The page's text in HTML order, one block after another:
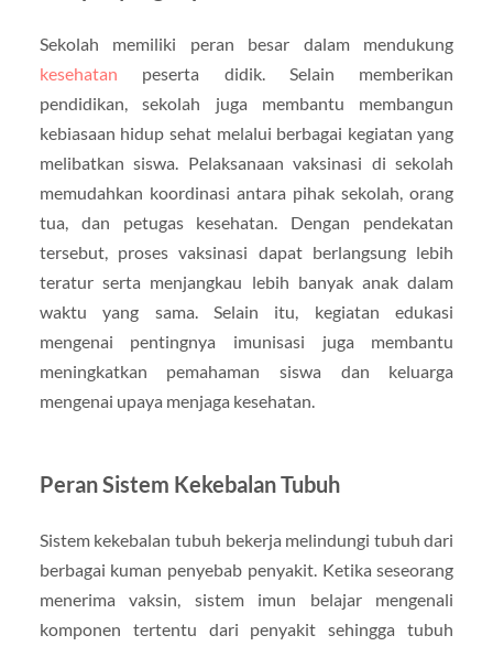
Sekolah memiliki peran besar dalam mendukung
kesehatan peserta didik. Selain memberikan
pendidikan, sekolah juga membantu membangun
kebiasaan hidup sehat melalui berbagai kegiatan yang
melibatkan siswa. Pelaksanaan vaksinasi di sekolah
memudahkan koordinasi antara pihak sekolah, orang
tua, dan petugas kesehatan. Dengan pendekatan
tersebut, proses vaksinasi dapat berlangsung lebih
teratur serta menjangkau lebih banyak anak dalam
waktu yang sama. Selain itu, kegiatan edukasi
mengenai pentingnya imunisasi juga membantu
meningkatkan pemahaman siswa dan keluarga
mengenai upaya menjaga kesehatan.
Peran Sistem Kekebalan Tubuh
Sistem kekebalan tubuh bekerja melindungi tubuh dari
berbagai kuman penyebab penyakit. Ketika seseorang
menerima vaksin, sistem imun belajar mengenali
komponen tertentu dari penyakit sehingga tubuh